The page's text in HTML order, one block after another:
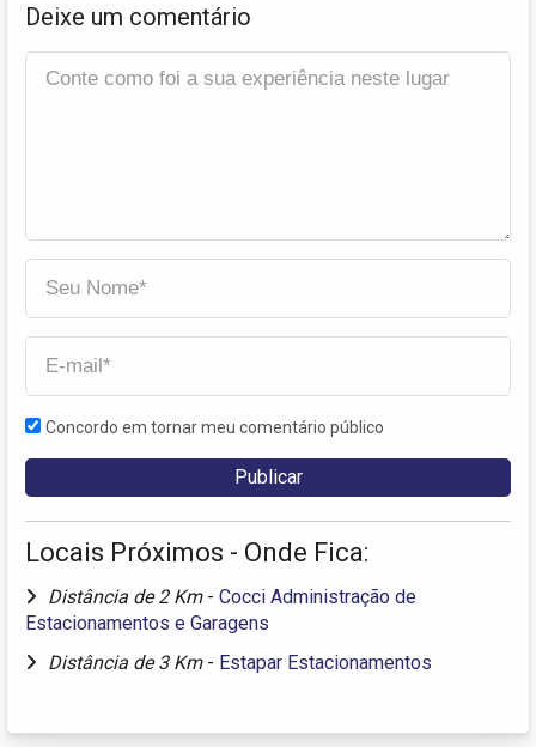
Deixe um comentário
Concordo em tornar meu comentário público
Locais Próximos - Onde Fica:
Distância de 2 Km - Cocci Administração de
Estacionamentos e Garagens
Distância de 3 Km - Estapar Estacionamentos